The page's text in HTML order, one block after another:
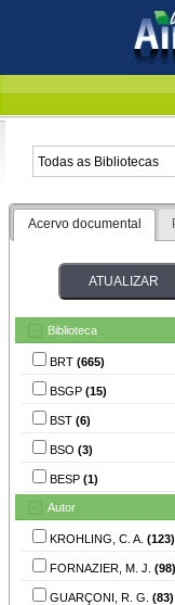
Acervo documental
Biblioteca
BRT (665)
BSGP (15)
BST (6)
BSO (3)
BESP (1)
Autor
KROHLING, C. A. (123)
FORNAZIER, M. J. (98)
GUARÇONI, R. G. (83)